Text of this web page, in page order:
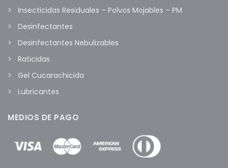
Insecticidas Residuales – Polvos Mojables – PM
Desinfectantes
Desinfectantes Nebulizables
Raticidas
Gel Cucarachicida
Lubricantes
MEDIOS DE PAGO